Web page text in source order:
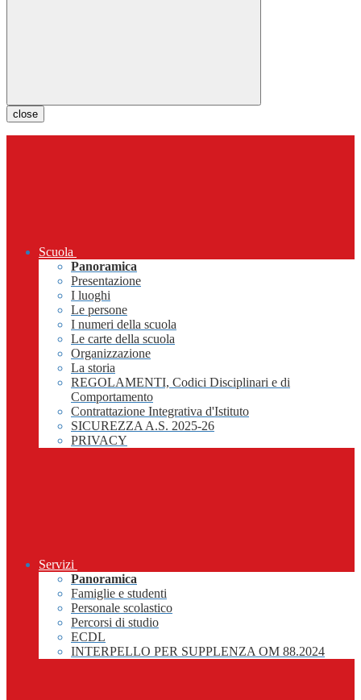
close
Scuola
Panoramica
Presentazione
I luoghi
Le persone
I numeri della scuola
Le carte della scuola
Organizzazione
La storia
REGOLAMENTI, Codici Disciplinari e di
Comportamento
Contrattazione Integrativa d'Istituto
SICUREZZA A.S. 2025-26
PRIVACY
Servizi
Panoramica
Famiglie e studenti
Personale scolastico
Percorsi di studio
ECDL
INTERPELLO PER SUPPLENZA OM 88.2024